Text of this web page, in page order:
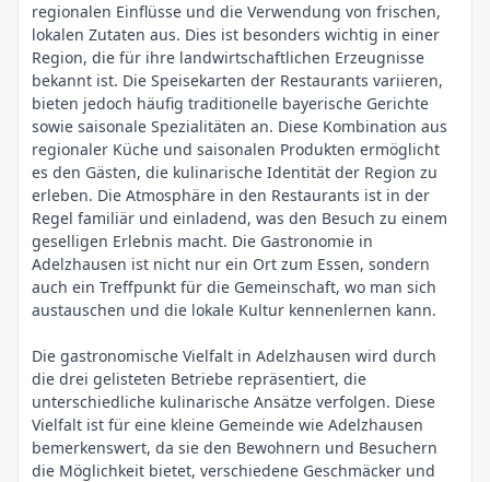
regionalen Einflüsse und die Verwendung von frischen,
lokalen Zutaten aus. Dies ist besonders wichtig in einer
Region, die für ihre landwirtschaftlichen Erzeugnisse
bekannt ist. Die Speisekarten der Restaurants variieren,
bieten jedoch häufig traditionelle bayerische Gerichte
sowie saisonale Spezialitäten an. Diese Kombination aus
regionaler Küche und saisonalen Produkten ermöglicht
es den Gästen, die kulinarische Identität der Region zu
erleben. Die Atmosphäre in den Restaurants ist in der
Regel familiär und einladend, was den Besuch zu einem
geselligen Erlebnis macht. Die Gastronomie in
Adelzhausen ist nicht nur ein Ort zum Essen, sondern
auch ein Treffpunkt für die Gemeinschaft, wo man sich
austauschen und die lokale Kultur kennenlernen kann.
Die gastronomische Vielfalt in Adelzhausen wird durch
die drei gelisteten Betriebe repräsentiert, die
unterschiedliche kulinarische Ansätze verfolgen. Diese
Vielfalt ist für eine kleine Gemeinde wie Adelzhausen
bemerkenswert, da sie den Bewohnern und Besuchern
die Möglichkeit bietet, verschiedene Geschmäcker und